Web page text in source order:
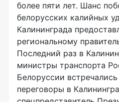
более пяти лет. Шанс
белорусских калийных
Калининграда
региональному
Последний раз в
министры транспорта
Белоруссии
переговоры в